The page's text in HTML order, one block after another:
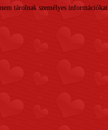
nem tárolnak személyes